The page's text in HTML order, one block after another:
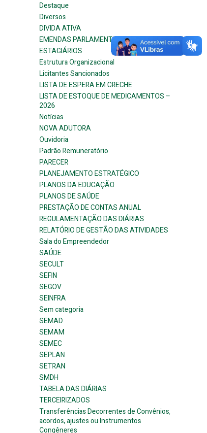
Destaque
Diversos
DIVIDA ATIVA
EMENDAS PARLAMENTARES
ESTAGIÁRIOS
Estrutura Organizacional
Licitantes Sancionados
LISTA DE ESPERA EM CRECHE
LISTA DE ESTOQUE DE MEDICAMENTOS –
2026
Notícias
NOVA ADUTORA
Ouvidoria
Padrão Remuneratório
PARECER
PLANEJAMENTO ESTRATÉGICO
PLANOS DA EDUCAÇÃO
PLANOS DE SAÚDE
PRESTAÇÃO DE CONTAS ANUAL
REGULAMENTAÇÃO DAS DIÁRIAS
RELATÓRIO DE GESTÃO DAS ATIVIDADES
Sala do Empreendedor
SAÚDE
SECULT
SEFIN
SEGOV
SEINFRA
Sem categoria
SEMAD
SEMAM
SEMEC
SEPLAN
SETRAN
SMDH
TABELA DAS DIÁRIAS
TERCEIRIZADOS
Transferências Decorrentes de Convênios,
acordos, ajustes ou Instrumentos
Congêneres